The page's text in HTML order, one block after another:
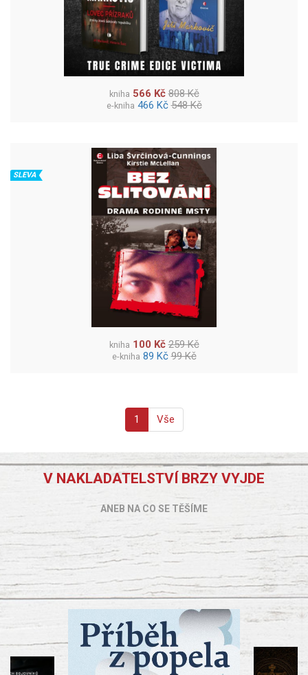
kniha 566 Kč 808 Kč
e-kniha 466 Kč 548 Kč
SLEVA
kniha 100 Kč 259 Kč
e-kniha 89 Kč 99 Kč
1 Vše
V NAKLADATELSTVÍ BRZY VYJDE
ANEB NA CO SE TĚŠÍME